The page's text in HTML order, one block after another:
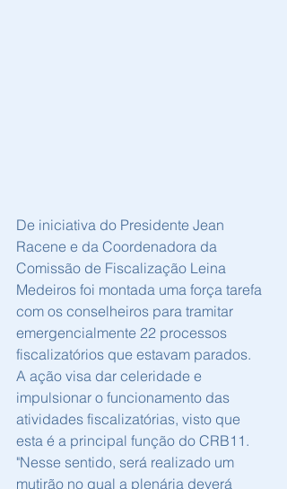
De iniciativa do Presidente Jean
Racene e da Coordenadora da
Comissão de Fiscalização Leina
Medeiros foi montada uma força tarefa
com os conselheiros para tramitar
emergencialmente 22 processos
fiscalizatórios que estavam parados.
A ação visa dar celeridade e
impulsionar o funcionamento das
atividades fiscalizatórias, visto que
esta é a principal função do CRB11.
"Nesse sentido, será realizado um
mutirão no qual a plenária deverá